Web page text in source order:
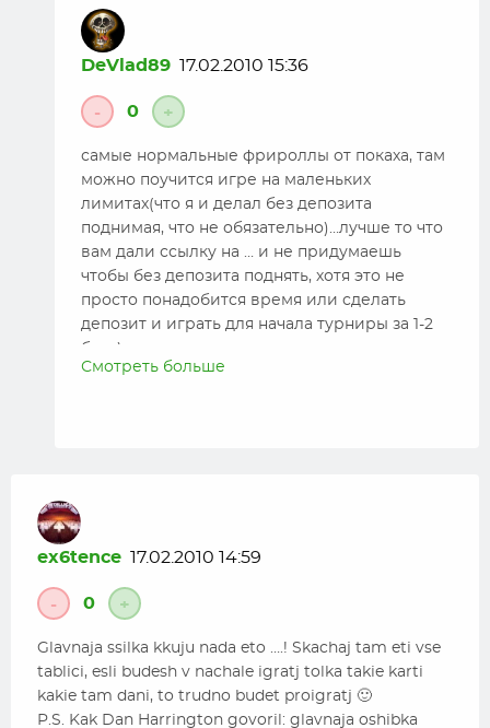
DeVlad89 17.02.2010 15:36
- 0 +
самые нормальные фрироллы от покаха, там
можно поучится игре на маленьких
лимитах(что я и делал без депозита
поднимая, что не обязательно)…лучше то что
вам дали ссылку на … и не придумаешь
чтобы без депозита поднять, хотя это не
просто понадобится время или сделать
депозит и играть для начала турниры за 1-2
бака)
Смотреть больше
ex6tence 17.02.2010 14:59
- 0 +
Glavnaja ssilka kkuju nada eto ….! Skachaj tam eti vse
tablici, esli budesh v nachale igratj tolka takie karti
kakie tam dani, to trudno budet proigratj 🙂
P.S. Kak Dan Harrington govoril: glavnaja oshibka